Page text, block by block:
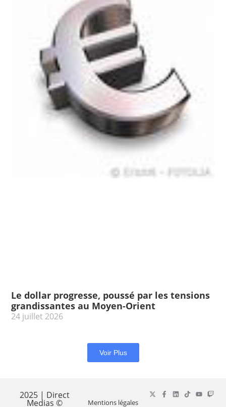
Le dollar progresse, poussé par les tensions
grandissantes au Moyen-Orient
24 juillet 2026
Voir Plus
2025 | Direct
Medias © Mentions légales